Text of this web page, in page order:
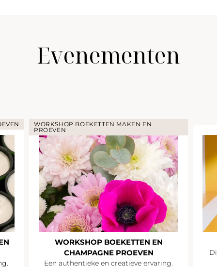
Evenementen
WORKSHOP BOEKETTEN MAKEN EN
PROEVEN
WORKSHOP BOEKETTEN EN
CHAMPAGNE PROEVEN
Een authentieke en creatieve ervaring.